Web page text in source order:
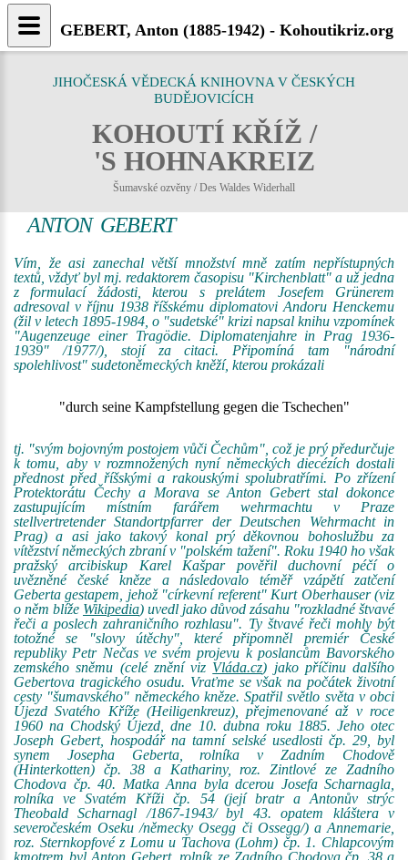
JIHOČESKÁ VĚDECKÁ KNIHOVNA V ČESKÝCH
BUDĚJOVICÍCH
KOHOUTÍ KŘÍŽ /
'S HOHNAKREIZ
Šumavské ozvěny / Des Waldes Widerhall
ANTON GEBERT
Vím, že asi zanechal větší množství mně zatím nepřístupných
textů, vždyť byl mj. redaktorem časopisu "Kirchenblatt" a už jedna
z formulací žádosti, kterou s prelátem Josefem Grünerem
adresoval v říjnu 1938 říšskému diplomatovi Andoru Henckemu
(žil v letech 1895-1984, o "sudetské" krizi napsal knihu vzpomínek
"Augenzeuge einer Tragödie. Diplomatenjahre in Prag 1936-
1939" /1977/), stojí za citaci. Připomíná tam "národní
spolehlivost" sudetoněmeckých kněží, kterou prokázali
"durch seine Kampfstellung gegen die Tschechen"
tj. "svým bojovným postojem vůči Čechům", což je prý předurčuje
k tomu, aby v rozmnožených nyní německých diecézích dostali
přednost před říšskými a rakouskými spolubratřími. Po zřízení
Protektorátu Čechy a Morava se Anton Gebert stal dokonce
zastupujícím místním farářem wehrmachtu v Praze
stellvertretender Standortpfarrer der Deutschen Wehrmacht in
Prag) a asi jako takový konal prý děkovnou bohoslužbu za
vítězství německých zbraní v "polském tažení". Roku 1940 ho však
pražský arcibiskup Karel Kašpar pověřil duchovní péčí o
uvězněné české kněze a následovalo téměř vzápětí zatčení
Geberta gestapem, jehož "církevní referent" Kurt Oberhauser (viz
o něm blíže Wikipedia) uvedl jako důvod zásahu "rozkladné štvavé
řeči a poslech zahraničního rozhlasu". Ty štvavé řeči mohly být
totožné se "slovy útěchy", které připomněl premiér České
republiky Petr Nečas ve svém projevu k poslancům Bavorského
zemského sněmu (celé znění viz Vláda.cz) jako příčinu dalšího
Gebertova tragického osudu. Vraťme se však na počátek životní
cesty "šumavského" německého kněze. Spatřil světlo světa v obci
Újezd Svatého Kříže (Heiligenkreuz), přejmenované až v roce
1960 na Chodský Újezd, dne 10. dubna roku 1885. Jeho otec
Joseph Gebert, hospodář na tamní selské usedlosti čp. 29, byl
synem Josepha Geberta, rolníka v Zadním Chodově
(Hinterkotten) čp. 38 a Kathariny, roz. Zintlové ze Zadního
Chodova čp. 40. Matka Anna byla dcerou Josefa Scharnagla,
rolníka ve Svatém Kříži čp. 54 (její bratr a Antonův strýc
Theobald Scharnagl /1867-1943/ byl 43. opatem kláštera v
severočeském Oseku /německy Osegg či Ossegg/) a Annemarie,
roz. Sternkopfové z Lomu u Tachova (Lohm) čp. 1. Chlapcovým
kmotrem byl Anton Gebert, rolník ze Zadního Chodova čp. 38 a
GEBERT, Anton (1885-1942) - Kohoutikriz.org